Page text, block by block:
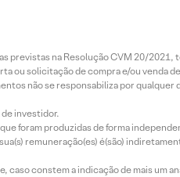
previstas na Resolução CVM 20/2021,
ou solicitação de compra e/ou venda
não se responsabiliza por qualquer
investidor.
foram produzidas de forma
remuneração(es) é(são)
constem a indicação de mais um